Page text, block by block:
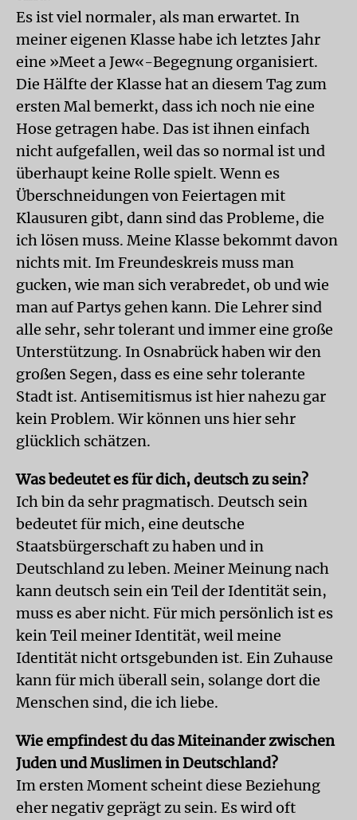
Es ist viel normaler, als man erwartet. In
meiner eigenen Klasse habe ich letztes Jahr
eine »Meet a Jew«-Begegnung organisiert.
Die Hälfte der Klasse hat an diesem Tag zum
ersten Mal bemerkt, dass ich noch nie eine
Hose getragen habe. Das ist ihnen einfach
nicht aufgefallen, weil das so normal ist und
überhaupt keine Rolle spielt. Wenn es
Überschneidungen von Feiertagen mit
Klausuren gibt, dann sind das Probleme, die
ich lösen muss. Meine Klasse bekommt davon
nichts mit. Im Freundeskreis muss man
gucken, wie man sich verabredet, ob und wie
man auf Partys gehen kann. Die Lehrer sind
alle sehr, sehr tolerant und immer eine große
Unterstützung. In Osnabrück haben wir den
großen Segen, dass es eine sehr tolerante
Stadt ist. Antisemitismus ist hier nahezu gar
kein Problem. Wir können uns hier sehr
glücklich schätzen.
Was bedeutet es für dich, deutsch zu sein?
Ich bin da sehr pragmatisch. Deutsch sein
bedeutet für mich, eine deutsche
Staatsbürgerschaft zu haben und in
Deutschland zu leben. Meiner Meinung nach
kann deutsch sein ein Teil der Identität sein,
muss es aber nicht. Für mich persönlich ist es
kein Teil meiner Identität, weil meine
Identität nicht ortsgebunden ist. Ein Zuhause
kann für mich überall sein, solange dort die
Menschen sind, die ich liebe.
Wie empfindest du das Miteinander zwischen
Juden und Muslimen in Deutschland?
Im ersten Moment scheint diese Beziehung
eher negativ geprägt zu sein. Es wird oft